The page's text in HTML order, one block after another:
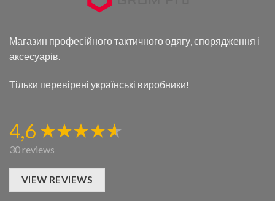
Магазин професійного тактичного одягу, спорядження і
аксесуарів.
Тільки перевірені українські виробники!
4,6
30 reviews
VIEW REVIEWS